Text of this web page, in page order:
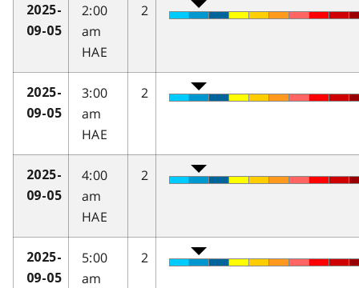
2025-
09-05
2:00
am
HAE
2
2025-
09-05
3:00
am
HAE
2
2025-
09-05
4:00
am
HAE
2
2025-
09-05
5:00
am
2